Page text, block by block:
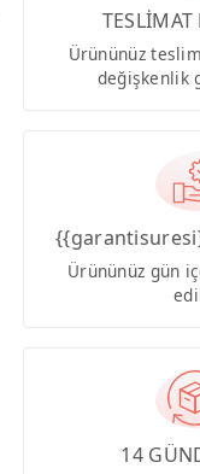
TESLİMAT
Ürününüz
değişkenlik
Ürününüz gün
14